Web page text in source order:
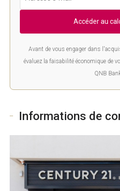
Accéder au
Avant de vous engager dans
évaluez la faisabilité économique de
QNB
Informations de